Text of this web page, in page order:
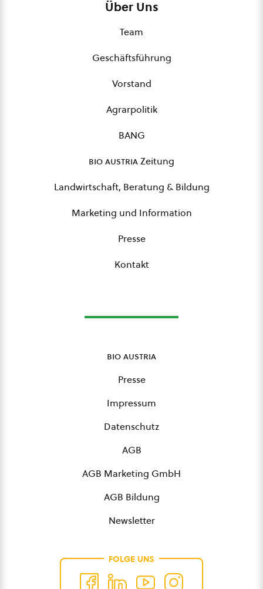
Über Uns
Team
Geschäftsführung
Vorstand
Agrarpolitik
BANG
bio austriaZeitung
Landwirtschaft, Beratung & Bildung
Marketing und Information
Presse
Kontakt
bio austria
Presse
Impressum
Datenschutz
AGB
AGB Marketing GmbH
AGB Bildung
Newsletter
FOLGE UNS